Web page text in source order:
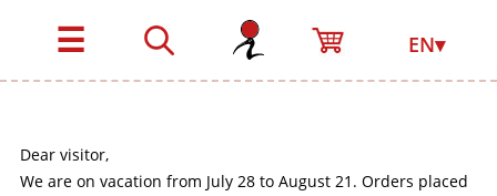
☰ EN▾
Dear visitor,
We are on vacation from July 28 to August 21. Orders placed